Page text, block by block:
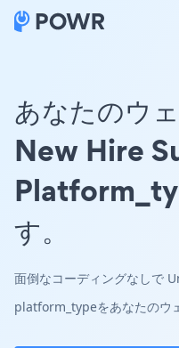
あなたのウ
New Hire
す。
面倒なコーディングなしで
platform_typeをあなたのウ